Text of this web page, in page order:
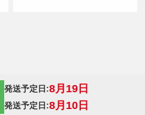
発送予定日:8月19日
発送予定日:8月10日